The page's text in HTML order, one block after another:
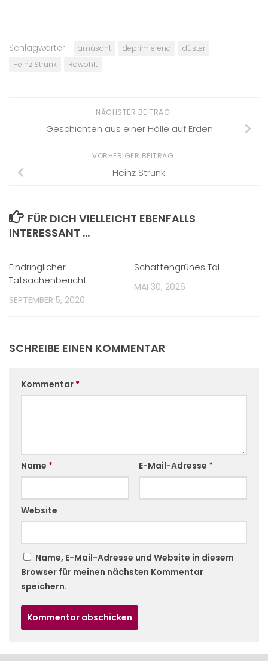
Schlagwörter: amüsant deprimierend
düster
Heinz Strunk
Rowohlt
NÄCHSTER BEITRAG
Geschichten aus einer Hölle auf Erden
VORHERIGER BEITRAG
Heinz Strunk
FÜR DICH VIELLEICHT EBENFALLS
INTERESSANT …
Eindringlicher
Tatsachenbericht
SEPTEMBER 5, 2020
Schattengrünes Tal
MAI 30, 2026
SCHREIBE EINEN KOMMENTAR
Kommentar *
Name * E-Mail-Adresse *
Website
Name, E-Mail-Adresse und Website in diesem
Browser für meinen nächsten Kommentar
speichern.